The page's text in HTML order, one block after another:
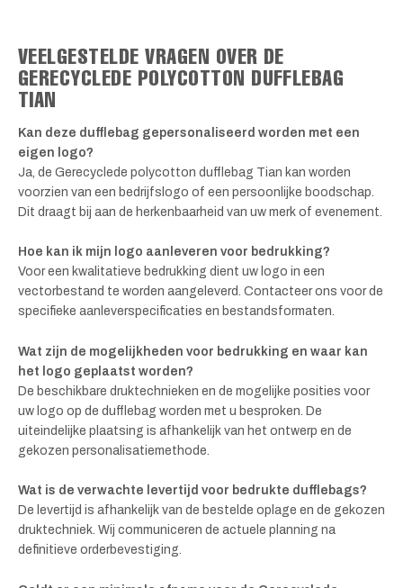
VEELGESTELDE VRAGEN OVER DE
GERECYCLEDE POLYCOTTON DUFFLEBAG
TIAN
Kan deze dufflebag gepersonaliseerd worden met een
eigen logo?
Ja, de Gerecyclede polycotton dufflebag Tian kan worden
voorzien van een bedrijfslogo of een persoonlijke boodschap.
Dit draagt bij aan de herkenbaarheid van uw merk of evenement.
Hoe kan ik mijn logo aanleveren voor bedrukking?
Voor een kwalitatieve bedrukking dient uw logo in een
vectorbestand te worden aangeleverd. Contacteer ons voor de
specifieke aanleverspecificaties en bestandsformaten.
Wat zijn de mogelijkheden voor bedrukking en waar kan
het logo geplaatst worden?
De beschikbare druktechnieken en de mogelijke posities voor
uw logo op de dufflebag worden met u besproken. De
uiteindelijke plaatsing is afhankelijk van het ontwerp en de
gekozen personalisatiemethode.
Wat is de verwachte levertijd voor bedrukte dufflebags?
De levertijd is afhankelijk van de bestelde oplage en de gekozen
druktechniek. Wij communiceren de actuele planning na
definitieve orderbevestiging.